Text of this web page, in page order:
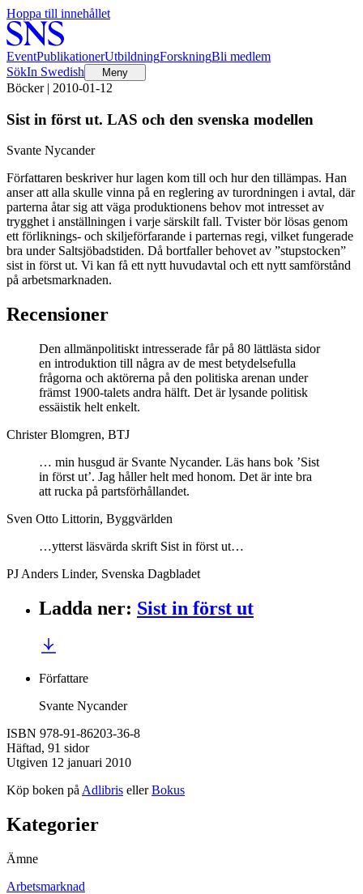
Hoppa till innehållet
EventPublikationerUtbildningForskningBli medlem
SökIn Swedish Meny
Böcker | 2010-01-12
Sist in först ut. LAS och den svenska modellen
Svante Nycander
Författaren beskriver hur lagen kom till och hur den tillämpas. Han
anser att alla skulle vinna på en reglering av turordningen i avtal, där
parterna åtar sig att väga produktionens behov mot intresset av
trygghet i anställningen i varje särskilt fall. Tvister bör lösas genom
ett förliknings- och skiljeförfarande i parternas regi, vilket fungerade
bra under Saltsjöbadstiden. Då bortfaller behovet av ”stupstocken”
sist in först ut. Vi kan få ett nytt huvudavtal och ett nytt samförstånd
på arbetsmarknaden.
Recensioner
Den allmänpolitiskt intresserade får på 80 lättlästa sidor
en introduktion till några av de mest betydelsefulla
frågorna och aktörerna på den politiska arenan under
främst 1900-talets andra hälft. Det är lysande politisk
essäistik helt enkelt.
Christer Blomgren, BTJ
… min husgud är Svante Nycander. Läs hans bok ’Sist
in först ut’. Jag håller helt med honom. Det är inte bra
att rucka på partsförhållandet.
Sven Otto Littorin, Byggvärlden
…ytterst läsvärda skrift Sist in först ut…
PJ Anders Linder, Svenska Dagbladet
Ladda ner: Sist in först ut
Författare
Svante Nycander
ISBN 978-91-86203-36-8
Häftad, 91 sidor
Utgiven 12 januari 2010
Köp boken på Adlibris ellerBokus
Kategorier
Ämne
Arbetsmarknad